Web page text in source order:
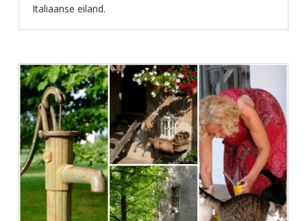
Italiaanse eiland.